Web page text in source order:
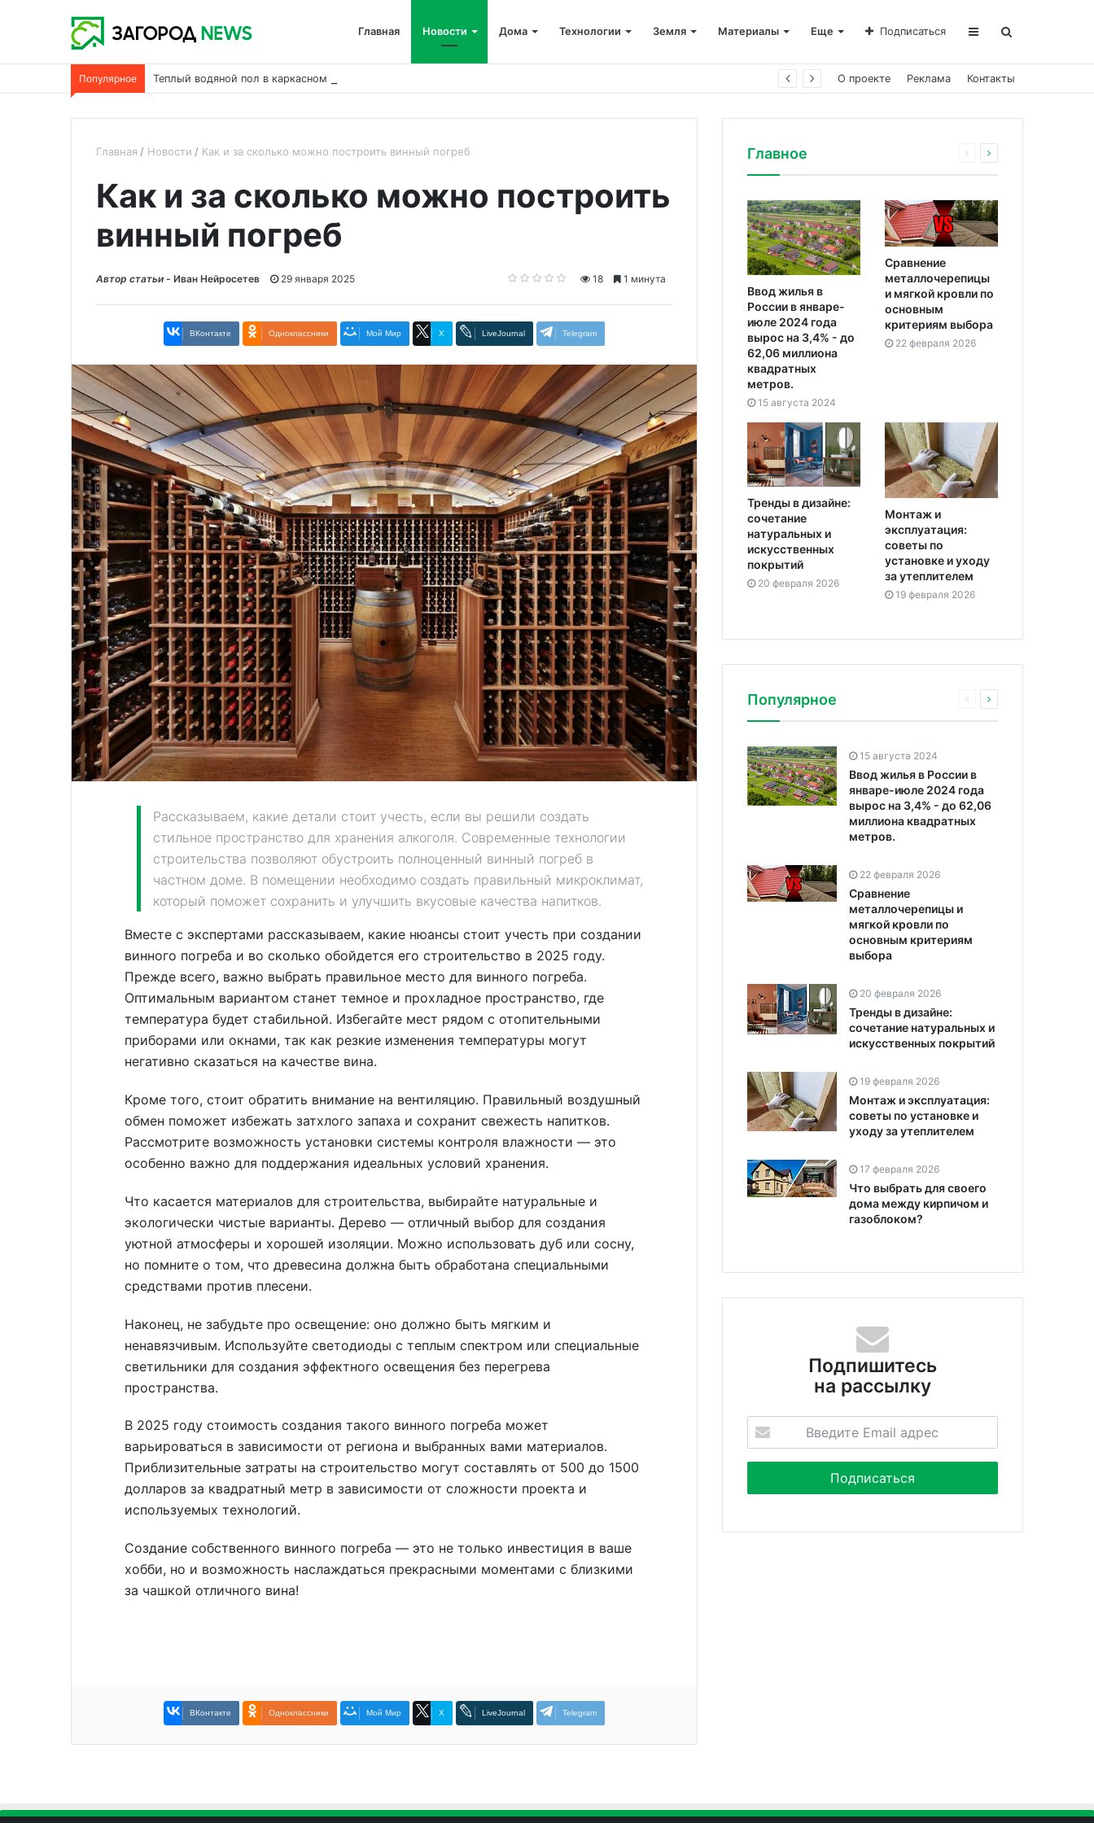
Главная Новости Дома Технологии Земля Материалы Еще Подписаться
Популярное Теплый водяной пол в каркасном дома О проекте Реклама Контакты
Главная Новости Как и за сколько можно построить винный погреб
Как и за сколько можно построить
винный погреб
Автор статьи - Иван Нейросетев 29 января 2025 18 1 минута
ВКонтакте Одноклассники Мой Мир X LiveJournal Telegram
Рассказываем, какие детали стоит учесть, если вы решили создать
стильное пространство для хранения алкоголя. Современные технологии
строительства позволяют обустроить полноценный винный погреб в
частном доме. В помещении необходимо создать правильный микроклимат,
который поможет сохранить и улучшить вкусовые качества напитков.
Вместе с экспертами рассказываем, какие нюансы стоит учесть при создании
винного погреба и во сколько обойдется его строительство в 2025 году.
Прежде всего, важно выбрать правильное место для винного погреба.
Оптимальным вариантом станет темное и прохладное пространство, где
температура будет стабильной. Избегайте мест рядом с отопительными
приборами или окнами, так как резкие изменения температуры могут
негативно сказаться на качестве вина.
Кроме того, стоит обратить внимание на вентиляцию. Правильный воздушный
обмен поможет избежать затхлого запаха и сохранит свежесть напитков.
Рассмотрите возможность установки системы контроля влажности — это
особенно важно для поддержания идеальных условий хранения.
Что касается материалов для строительства, выбирайте натуральные и
экологически чистые варианты. Дерево — отличный выбор для создания
уютной атмосферы и хорошей изоляции. Можно использовать дуб или сосну,
но помните о том, что древесина должна быть обработана специальными
средствами против плесени.
Наконец, не забудьте про освещение: оно должно быть мягким и
ненавязчивым. Используйте светодиоды с теплым спектром или специальные
светильники для создания эффектного освещения без перегрева
пространства.
В 2025 году стоимость создания такого винного погреба может
варьироваться в зависимости от региона и выбранных вами материалов.
Приблизительные затраты на строительство могут составлять от 500 до 1500
долларов за квадратный метр в зависимости от сложности проекта и
используемых технологий.
Создание собственного винного погреба — это не только инвестиция в ваше
хобби, но и возможность наслаждаться прекрасными моментами с близкими
за чашкой отличного вина!
ВКонтакте Одноклассники Мой Мир X LiveJournal Telegram
Главное
Ввод жилья в
России в январе-
июле 2024 года
вырос на 3,4% - до
62,06 миллиона
квадратных
метров.
15 августа 2024
Сравнение
металлочерепицы
и мягкой кровли по
основным
критериям выбора
22 февраля 2026
Тренды в дизайне:
сочетание
натуральных и
искусственных
покрытий
20 февраля 2026
Монтаж и
эксплуатация:
советы по
установке и уходу
за утеплителем
19 февраля 2026
Популярное
15 августа 2024
Ввод жилья в России в
январе-июле 2024 года
вырос на 3,4% - до 62,06
миллиона квадратных
метров.
22 февраля 2026
Сравнение
металлочерепицы и
мягкой кровли по
основным критериям
выбора
20 февраля 2026
Тренды в дизайне:
сочетание натуральных и
искусственных покрытий
19 февраля 2026
Монтаж и эксплуатация:
советы по установке и
уходу за утеплителем
17 февраля 2026
Что выбрать для своего
дома между кирпичом и
газоблоком?
Подпишитесь
на рассылку